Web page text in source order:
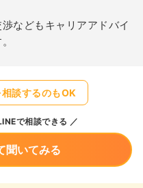
などもキャリアアドバイ
談するのもOK
で相談できる
聞いてみる